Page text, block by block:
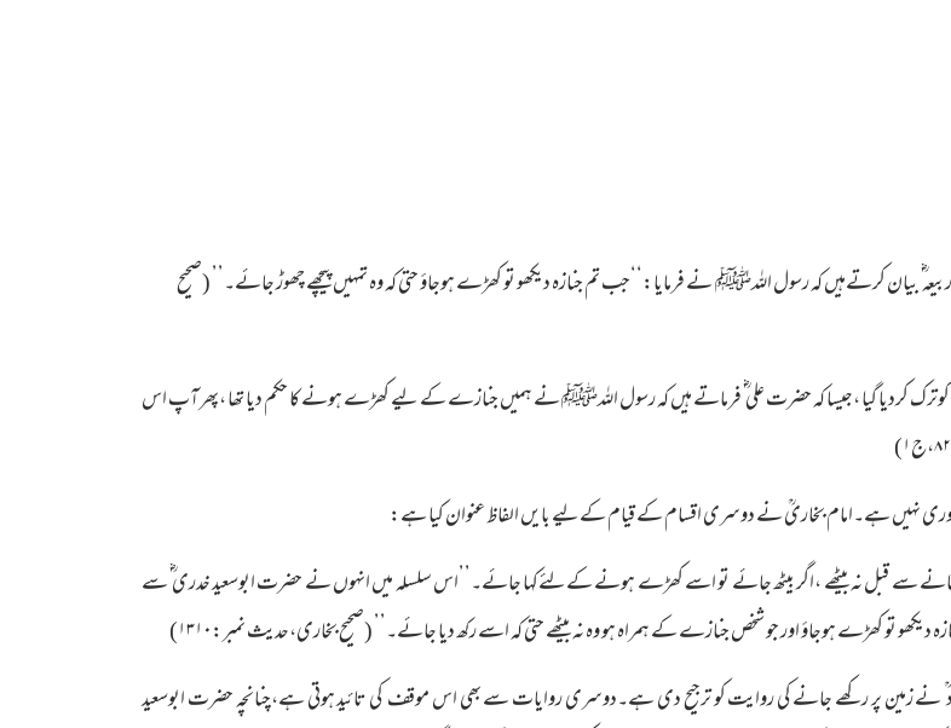
بیان کرتےہیں کہ رسول اللہﷺ نے فرمایا:‘‘جب تم جنازہ دیکھو تو کھڑے ہوجاؤ حتی کہ وہ تمہیں پیچھے چھوڑ جائے۔’’ (صحیح
کوترک کردیا گیا ،جیسا کہ حضرت علی ؓ فرماتے ہیں کہ رسول اللہﷺ نے ہمیں جنازے کے لیے کھڑے ہونے کا حکم دیا تھا ،پھر آپ اس
نہیں ہے۔امام بخاریؒ نے دوسری اقسام کے قیام کےلیے بایں الفاظ عنوان کیا ہے:
سے قبل نہ بیٹھے ،اگر بیٹھ جائے تو اسے کھڑے ہونے کےلئےکہا جائے۔’’اس سلسلہ میں انہوں نے حضرت ابوسعید خدری ؓ سے
کھڑے ہوجاؤ اور جو شخص جنازے کے ہمراہ ہو وہ نہ بیٹھے حتی کہ اسے رکھ دیا جائے۔’’ (صحیح بخاری،حدیث نمبر:۱۳۱۰)
نے زمین پر رکھے جانے کی روایت کو ترجیح دی ہے۔دوسری روایات سے بھی اس موقف کی تائید ہوتی ہے،چنانچہ حضرت ابوسعید